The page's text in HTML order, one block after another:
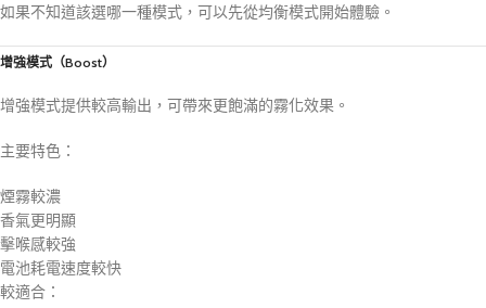
如果不知道該選哪一種模式，可以先從均衡模式開始體驗。
增強模式（Boost）
增強模式提供較高輸出，可帶來更飽滿的霧化效果。
主要特色：
煙霧較濃
香氣更明顯
擊喉感較強
電池耗電速度較快
較適合：